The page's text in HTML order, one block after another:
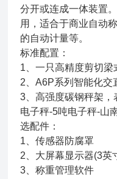
分开或连成一体装置
用，适合于商业自动
的自动计量等。
标准配置：
1、一只高精度剪切梁
2、A6P系列智能化交
3、高强度碳钢秤架，
电子秤-5吨电子秤-山
选配件：
1、传感器防腐罩
2、大屏幕显示器(3英
3、称重管理软件